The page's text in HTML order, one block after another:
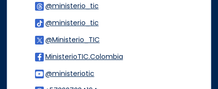
@ministerio_tic
@ministerio_tic
@Ministerio_TIC
MinisterioTIC.Colombia
@ministeriotic